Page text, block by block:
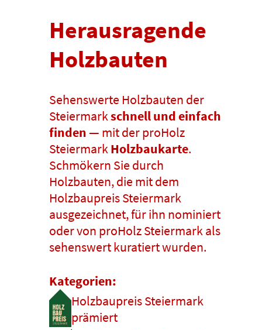
Herausragende
Holzbauten
Sehenswerte Holzbauten der
Steiermarkschnell und einfach
finden— mit der proHolz
SteiermarkHolzbaukarte.
Schmökern Sie durch
Holzbauten, die mit dem
Holzbaupreis Steiermark
ausgezeichnet, für ihn nominiert
oder von proHolz Steiermark als
sehenswert kuratiert wurden.
Kategorien:
Holzbaupreis Steiermark
prämiert